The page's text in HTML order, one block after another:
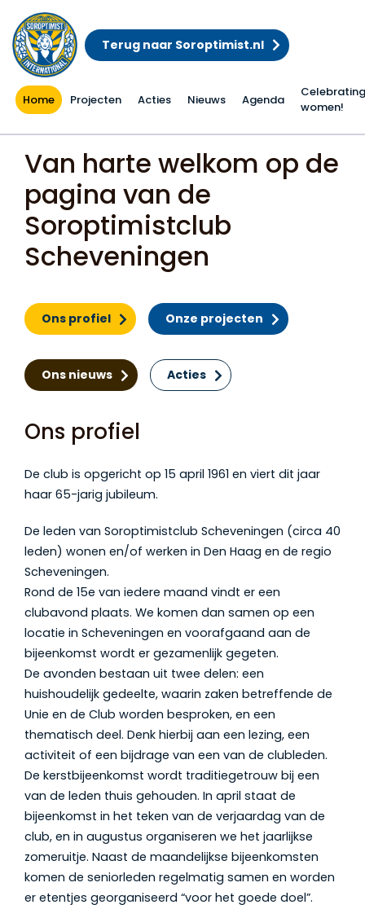
Terug naar Soroptimist.nl
Home Projecten Acties Nieuws Agenda
Celebrating
women!
Home
Van harte welkom op de
pagina van de
Soroptimistclub
Scheveningen
Ons profiel Onze projecten
Ons nieuws Acties
Ons profiel
De club is opgericht op 15 april 1961 en viert dit jaar
haar 65-jarig jubileum.
De leden van Soroptimistclub Scheveningen (circa 40
leden) wonen en/of werken in Den Haag en de regio
Scheveningen.
Rond de 15e van iedere maand vindt er een
clubavond plaats. We komen dan samen op een
locatie in Scheveningen en voorafgaand aan de
bijeenkomst wordt er gezamenlijk gegeten.
De avonden bestaan uit twee delen: een
huishoudelijk gedeelte, waarin zaken betreffende de
Unie en de Club worden besproken, en een
thematisch deel. Denk hierbij aan een lezing, een
activiteit of een bijdrage van een van de clubleden.
De kerstbijeenkomst wordt traditiegetrouw bij een
van de leden thuis gehouden. In april staat de
bijeenkomst in het teken van de verjaardag van de
club, en in augustus organiseren we het jaarlijkse
zomeruitje. Naast de maandelijkse bijeenkomsten
komen de seniorleden regelmatig samen en worden
er etentjes georganiseerd “voor het goede doel”.